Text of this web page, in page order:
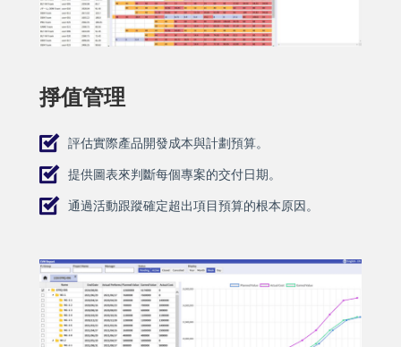
掙值管理
評估實際產品開發成本與計劃預算。
提供圖表來判斷每個專案的交付日期。
通過活動跟蹤確定超出項目預算的根本原因。